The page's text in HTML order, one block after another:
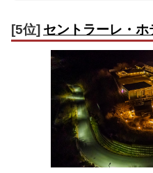
[5位] セントラーレ・ホ